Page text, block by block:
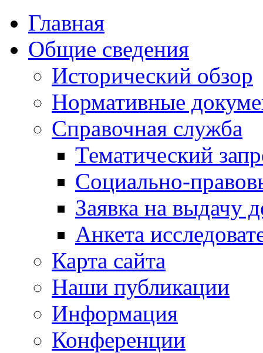
Главная
Общие сведения
Исторический обзор
Нормативные
Справочная служба
Тематический
Социально-
Заявка на выдачу
Анкета
Карта сайта
Наши публикации
Информация
Конференции